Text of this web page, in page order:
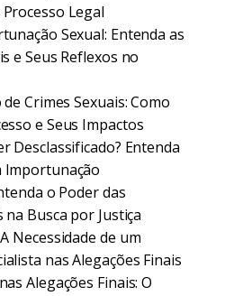
Legal
Sexual: Entenda as
e Seus Reflexos no
Crimes Sexuais: Como
e Seus Impactos
Desclassificado? Entenda
Importunação
o Poder das
na Busca por Justiça
Necessidade de um
nas Alegações Finais
Alegações Finais: O